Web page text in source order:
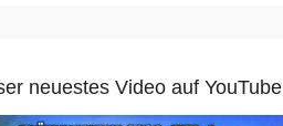
neuestes Video auf YouTube